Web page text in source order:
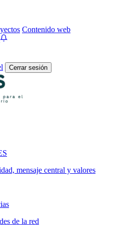
Contenido web
Cerrar sesión
mensaje central y valores
de la red